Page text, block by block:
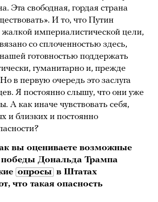
Эта свободная, гордая страна
И то, что Путин
жалкой империалистической цели,
со сплоченностью здесь,
готовностью поддержать
гуманитарно и, прежде
в первую очередь это заслуга
Я постоянно слышу, что они уже
А как иначе чувствовать себя,
и близких и постоянно
вы оцениваете возможные
победы Дональда Трампа
опросы в Штатах
что такая опасность